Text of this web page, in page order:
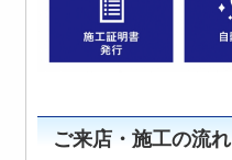
ご来店・施工の流れ